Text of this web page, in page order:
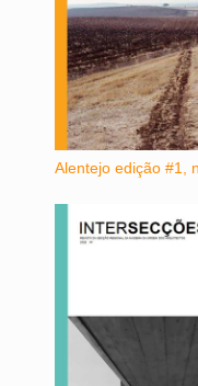
Alentejo edição #1,